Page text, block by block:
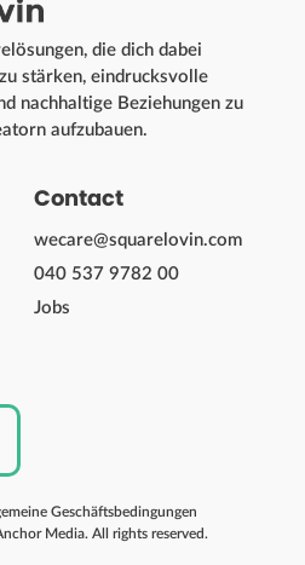
die dich dabei
stärken, eindrucksvolle
nachhaltige Beziehungen zu
aufzubauen.
Contact
wecare@squarelovin.com
040 537 9782 00
Jobs
Media. All rights reserved.
Geschäftsbedingungen